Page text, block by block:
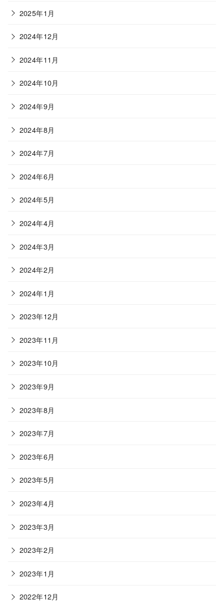
2025年1月
2024年12月
2024年11月
2024年10月
2024年9月
2024年8月
2024年7月
2024年6月
2024年5月
2024年4月
2024年3月
2024年2月
2024年1月
2023年12月
2023年11月
2023年10月
2023年9月
2023年8月
2023年7月
2023年6月
2023年5月
2023年4月
2023年3月
2023年2月
2023年1月
2022年12月